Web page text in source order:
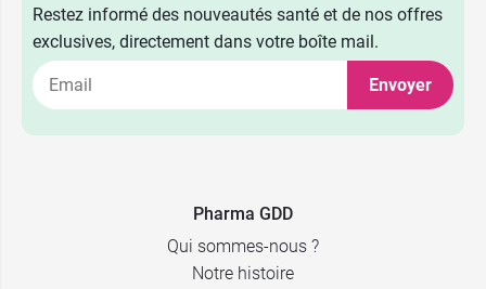
Restez informé des nouveautés santé et de nos offres
exclusives, directement dans votre boîte mail.
Envoyer
Pharma GDD
Qui sommes-nous ?
Notre histoire